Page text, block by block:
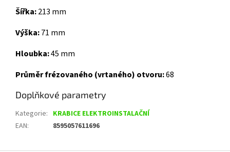
Šířka:213 mm
Výška:71 mm
Hloubka:45 mm
Průměr frézovaného (vrtaného) otvoru:68
Doplňkové parametry
Kategorie: KRABICE ELEKTROINSTALAČNÍ
EAN: 8595057611696